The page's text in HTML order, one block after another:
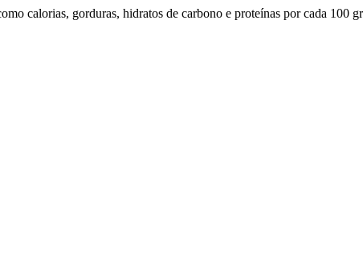
calorias, gorduras, hidratos de carbono e proteínas por cada 100